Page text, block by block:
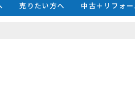
売りたい方へ 中古＋リフォー